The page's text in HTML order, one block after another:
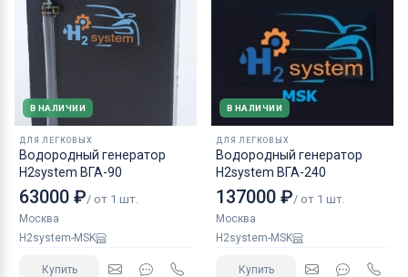
В НАЛИЧИИ
ДЛЯ ЛЕГКОВЫХ
Водородный генератор
H2system ВГА-90
63000 ₽/ от 1 шт.
Москва
H2system-MSK
Купить
В НАЛИЧИИ
ДЛЯ ЛЕГКОВЫХ
Водородный генератор
H2system ВГА-240
137000 ₽/ от 1 шт.
Москва
H2system-MSK
Купить